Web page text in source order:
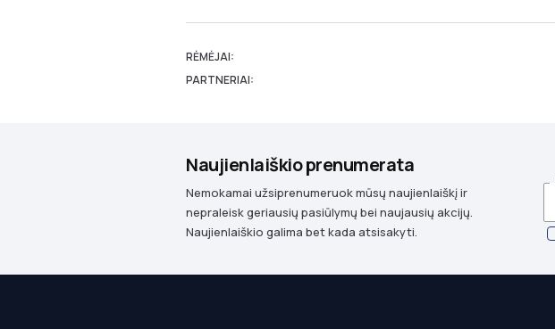
RĖMĖJAI:
PARTNERIAI:
Naujienlaiškio prenumerata
Nemokamai užsiprenumeruok mūsų naujienlaiškį ir
nepraleisk geriausių pasiūlymų bei naujausių akcijų.
Naujienlaiškio galima bet kada atsisakyti.